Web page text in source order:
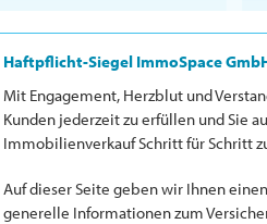
Haftpflicht-Siegel ImmoSpace
Mit Engagement, Herzblut und
Kunden jederzeit zu erfüllen und Sie
Immobilienverkauf Schritt für Schritt
Auf dieser Seite geben wir Ihnen
generelle Informationen zum